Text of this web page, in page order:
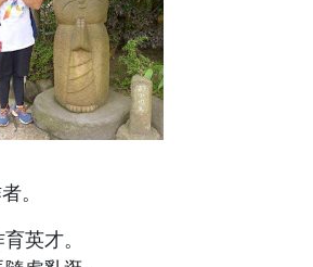
。
英才。